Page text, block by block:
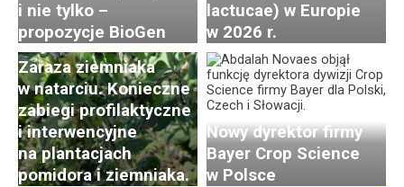
i nie tylko –
propozycje BioGen
lactucae) w Europie
w 2026 r.
Zaraza ziemniaka
w natarciu. Konieczne
zabiegi profilaktyczne
i interwencyjne
na plantacjach
pomidora i ziemniaka.
Nowy dyrektor firmy
Bayer Crop Science
w Polsce